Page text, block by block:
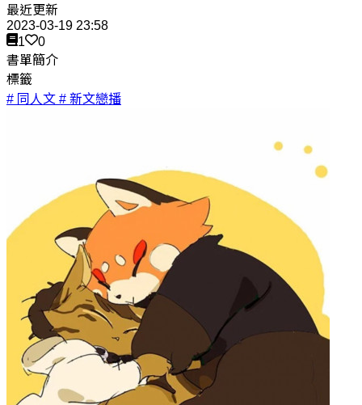
最近更新
2023-03-19 23:58
1
0
書單簡介
標籤
# 同人文 # 新文戀播